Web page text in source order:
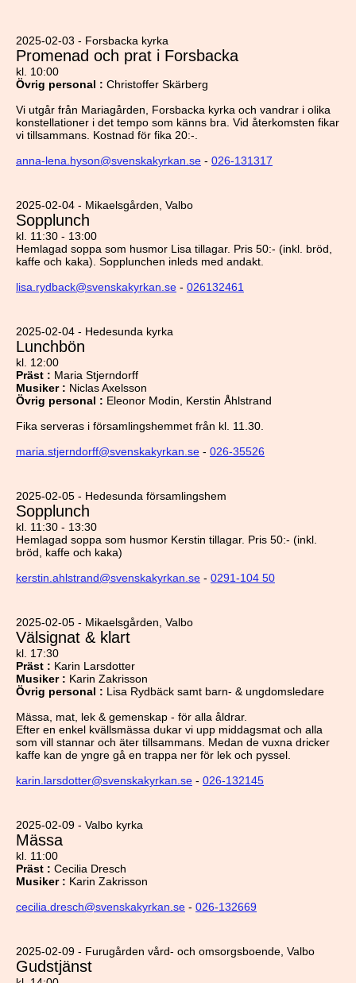
2025-02-03 - Forsbacka kyrka
Promenad och prat i Forsbacka
kl. 10:00
Övrig personal : Christoffer Skärberg
Vi utgår från Mariagården, Forsbacka kyrka och vandrar i olika
konstellationer i det tempo som känns bra. Vid återkomsten fikar
vi tillsammans. Kostnad för fika 20:-.
anna-lena.hyson@svenskakyrkan.se - 026-131317
2025-02-04 - Mikaelsgården, Valbo
Sopplunch
kl. 11:30 - 13:00
Hemlagad soppa som husmor Lisa tillagar. Pris 50:- (inkl. bröd,
kaffe och kaka). Sopplunchen inleds med andakt.
lisa.rydback@svenskakyrkan.se - 026132461
2025-02-04 - Hedesunda kyrka
Lunchbön
kl. 12:00
Präst : Maria Stjerndorff
Musiker: Niclas Axelsson
Övrig personal : Eleonor Modin, Kerstin Åhlstrand
Fika serveras i församlingshemmet från kl. 11.30.
maria.stjerndorff@svenskakyrkan.se - 026-35526
2025-02-05 - Hedesunda församlingshem
Sopplunch
kl. 11:30 - 13:30
Hemlagad soppa som husmor Kerstin tillagar. Pris 50:- (inkl.
bröd, kaffe och kaka)
kerstin.ahlstrand@svenskakyrkan.se - 0291-104 50
2025-02-05 - Mikaelsgården, Valbo
Välsignat & klart
kl. 17:30
Präst : Karin Larsdotter
Musiker: Karin Zakrisson
Övrig personal : Lisa Rydbäck samt barn- & ungdomsledare
Mässa, mat, lek & gemenskap - för alla åldrar.
Efter en enkel kvällsmässa dukar vi upp middagsmat och alla
som vill stannar och äter tillsammans. Medan de vuxna dricker
kaffe kan de yngre gå en trappa ner för lek och pyssel.
karin.larsdotter@svenskakyrkan.se - 026-132145
2025-02-09 - Valbo kyrka
Mässa
kl. 11:00
Präst : Cecilia Dresch
Musiker: Karin Zakrisson
cecilia.dresch@svenskakyrkan.se - 026-132669
2025-02-09 - Furugården vård- och omsorgsboende, Valbo
Gudstjänst